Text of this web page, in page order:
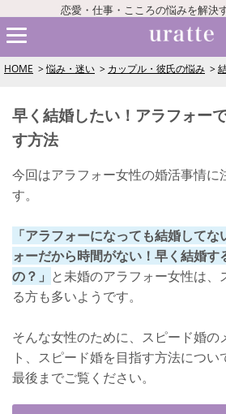
恋愛・仕事・こころの悩みを解決
HOME 悩み・迷い カップル・彼氏の悩み
早く結婚したい！アラフォー
す方法
今回はアラフォー女性の婚活事情に
す。
「アラフォーになっても結婚して
ォーだから時間がない！早く結婚
の？」 と未婚のアラフォー女性は、
る方も多いようです。
そんな女性のために、スピード婚の
ト、スピード婚を目指す方法につい
最後までご覧ください。